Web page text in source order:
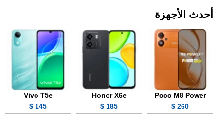
أحدث الأجهزة
Poco M8 Power
260 $
Honor X6e
185 $
Vivo T5e
145 $